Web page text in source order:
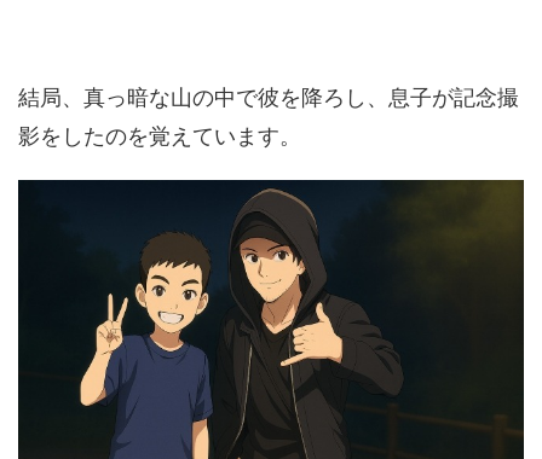
結局、真っ暗な山の中で彼を降ろし、息子が記念撮
影をしたのを覚えています。